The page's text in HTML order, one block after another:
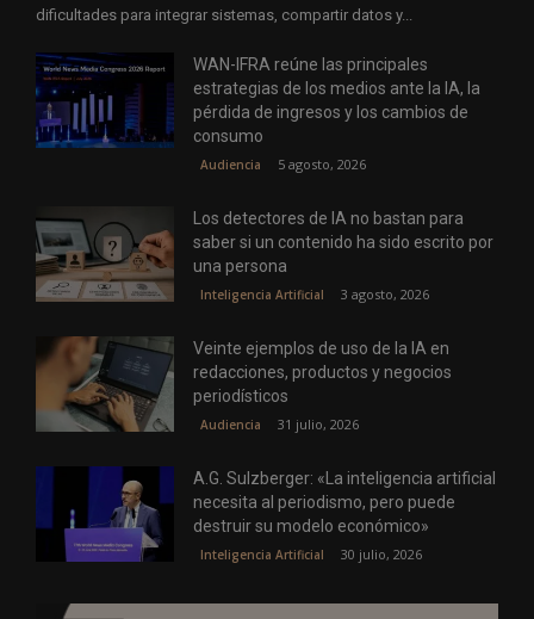
dificultades para integrar sistemas, compartir datos y...
WAN-IFRA reúne las principales
estrategias de los medios ante la IA, la
pérdida de ingresos y los cambios de
consumo
Audiencia 5 agosto, 2026
Los detectores de IA no bastan para
saber si un contenido ha sido escrito por
una persona
Inteligencia Artificial 3 agosto, 2026
Veinte ejemplos de uso de la IA en
redacciones, productos y negocios
periodísticos
Audiencia 31 julio, 2026
A.G. Sulzberger: «La inteligencia artificial
necesita al periodismo, pero puede
destruir su modelo económico»
Inteligencia Artificial 30 julio, 2026